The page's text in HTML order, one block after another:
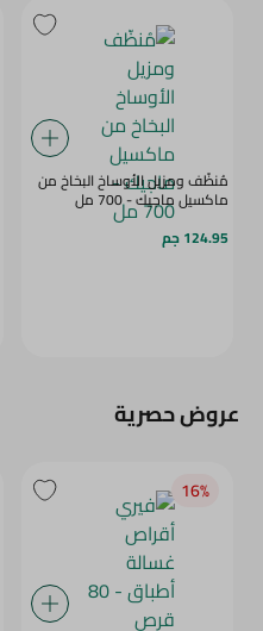
مُنظّف ومزيل الأوساخ البخاخ من
ماكسيل ماجيك - 700 مل
124.95 جم
عروض حصرية
16‎%‎